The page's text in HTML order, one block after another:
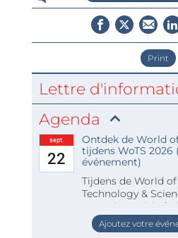
Print
Lettre
Agenda
sept.
22
Ontdek de World
tijdens WoTS 2026
événement)
Tijdens de World
Technology &
staat de World of
Ajoutez votre